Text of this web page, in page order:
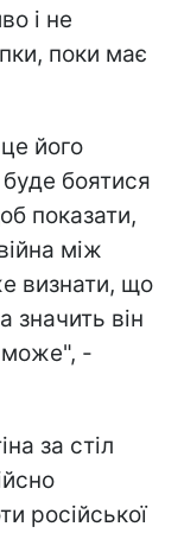
і не
поки має
його
боятися
показати,
між
визнати, що
значить він
може", -
за стіл
російської